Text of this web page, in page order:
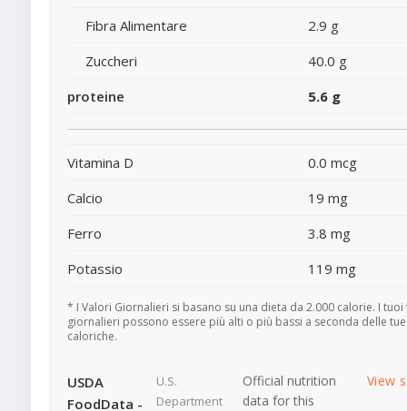
Fibra Alimentare
2.9 g
Zuccheri
40.0 g
proteine
5.6 g
Vitamina D
0.0 mcg
Calcio
19 mg
Ferro
3.8 mg
Potassio
119 mg
* I Valori Giornalieri si basano su una dieta da 2.000 calorie. I
giornalieri possono essere più alti o più bassi a seconda delle
caloriche.
USDA
FoodData -
U.S.
Department
Official nutrition
data for this
View